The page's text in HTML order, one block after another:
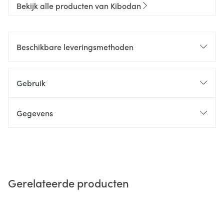
Bekijk alle producten van Kibodan
Beschikbare leveringsmethoden
Gebruik
Gegevens
Gerelateerde producten